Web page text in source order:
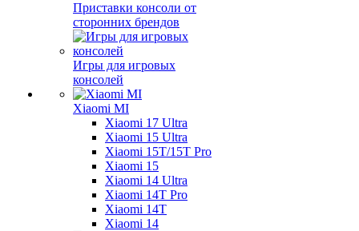
Приставки консоли от
сторонних брендов
Игры для игровых
консолей
Xiaomi MI
Xiaomi 17 Ultra
Xiaomi 15 Ultra
Xiaomi 15T/15T Pro
Xiaomi 15
Xiaomi 14 Ultra
Xiaomi 14T Pro
Xiaomi 14T
Xiaomi 14